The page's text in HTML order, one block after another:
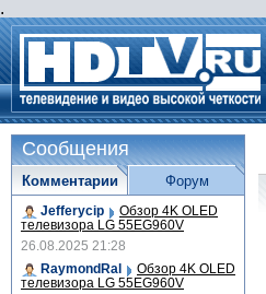
.
Сообщения
Комментарии
Jefferycip Обзор 4K OLED
телевизора LG 55EG960V
26.08.2025 21:28
RaymondRal
Обзор 4K OLED
телевизора LG 55EG960V
Форум